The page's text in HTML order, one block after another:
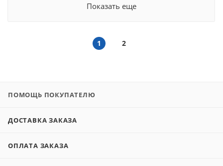
Показать еще
1 2
ПОМОЩЬ ПОКУПАТЕЛЮ
ДОСТАВКА ЗАКАЗА
ОПЛАТА ЗАКАЗА